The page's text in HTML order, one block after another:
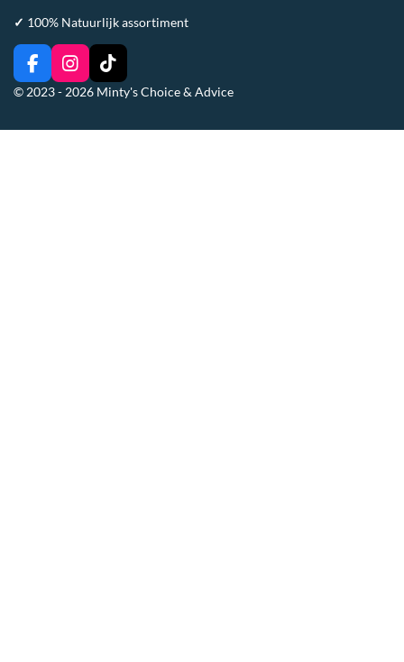
✓ 100% Natuurlijk assortiment
F
a
I
n
T
i
© 2023 - 2026 Minty's Choice & Advice